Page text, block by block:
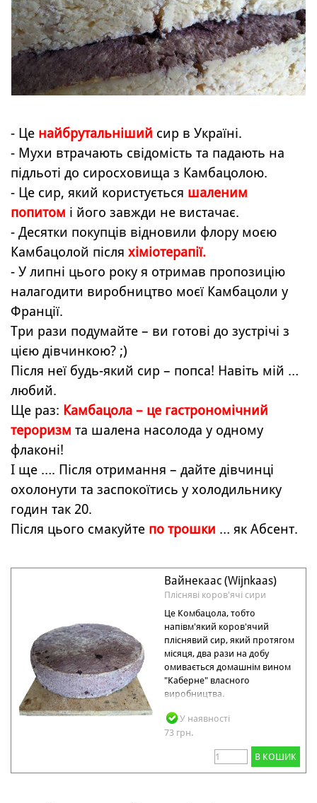
- Це найбрутальніший сир в Україні.
- Мухи втрачають свідомість та падають на
підльоті до сиросховища з Камбацолою.
- Це сир, який користується шаленим
попитом і його завжди не вистачає.
- Десятки покупців відновили флору моєю
Камбацолой після хіміотерапії.
- У липні цього року я отримав пропозицію
налагодити виробництво моєї Камбацоли у
Франції.
Три рази подумайте – ви готові до зустрічі з
цією дівчинкою? ;)
Після неї будь-який сир – попса! Навіть мій …
любий.
Ще раз: Камбацола – це гастрономічний
тероризм та шалена насолода у одному
флаконі!
І ще …. Після отримання – дайте дівчинці
охолонути та заспокоїтись у холодильнику
годин так 20.
Після цього смакуйте по трошки … як Абсент.
Вайнекаас (Wijnkaas)
Плісняві коров'ячі сири
Це Комбацола, тобто
напівм'який коров'ячий
пліснявий сир, який протягом
місяця, два рази на добу
омивається домашнім вином
"Каберне" власного
виробництва.
У наявності
73 грн.
В КОШИК